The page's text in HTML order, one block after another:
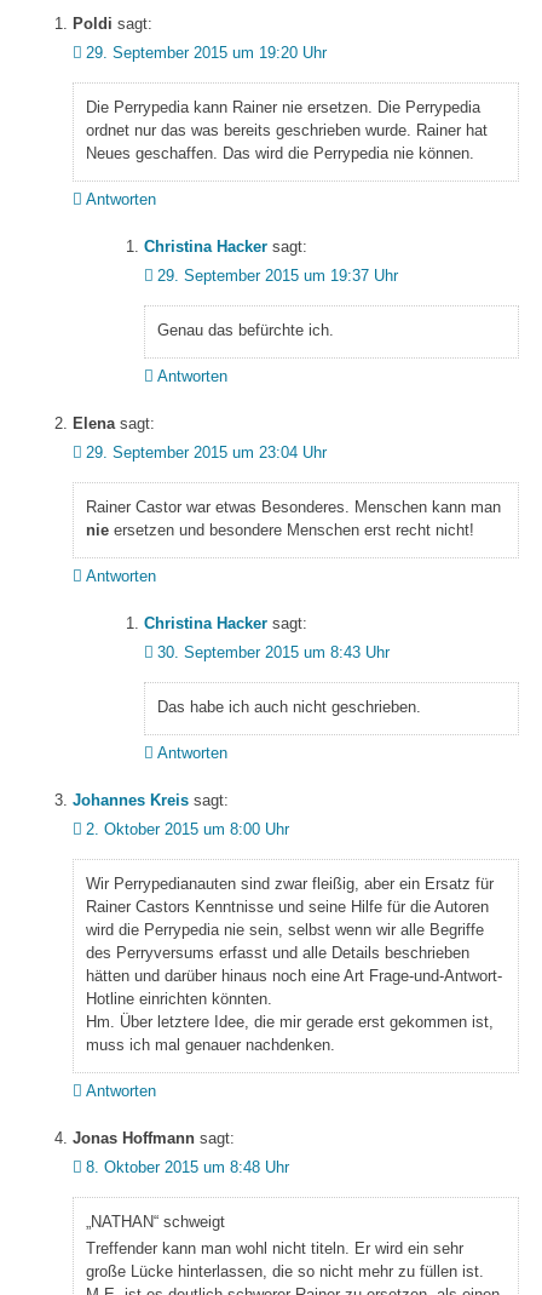
Poldi sagt:
29. September 2015 um 19:20 Uhr
Die Perrypedia kann Rainer nie ersetzen. Die Perrypedia
ordnet nur das was bereits geschrieben wurde. Rainer hat
Neues geschaffen. Das wird die Perrypedia nie können.
Antworten
Christina Hacker sagt:
29. September 2015 um 19:37 Uhr
Genau das befürchte ich.
Antworten
Elena sagt:
29. September 2015 um 23:04 Uhr
Rainer Castor war etwas Besonderes. Menschen kann man
nieersetzen und besondere Menschen erst recht nicht!
Antworten
Christina Hacker sagt:
30. September 2015 um 8:43 Uhr
Das habe ich auch nicht geschrieben.
Antworten
Johannes Kreis sagt:
2. Oktober 2015 um 8:00 Uhr
Wir Perrypedianauten sind zwar fleißig, aber ein Ersatz für
Rainer Castors Kenntnisse und seine Hilfe für die Autoren
wird die Perrypedia nie sein, selbst wenn wir alle Begriffe
des Perryversums erfasst und alle Details beschrieben
hätten und darüber hinaus noch eine Art Frage-und-Antwort-
Hotline einrichten könnten.
Hm. Über letztere Idee, die mir gerade erst gekommen ist,
muss ich mal genauer nachdenken.
Antworten
Jonas Hoffmann sagt:
8. Oktober 2015 um 8:48 Uhr
„NATHAN“ schweigt
Treffender kann man wohl nicht titeln. Er wird ein sehr
große Lücke hinterlassen, die so nicht mehr zu füllen ist.